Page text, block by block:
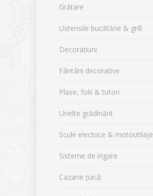
Grătare
Ustensile bucătărie & grill
Decorațiuni
Fântâni decorative
Plase, folii & tutori
Unelte grădinărit
Scule electrice & motoutilaje
Sisteme de irigare
Cazane țuică